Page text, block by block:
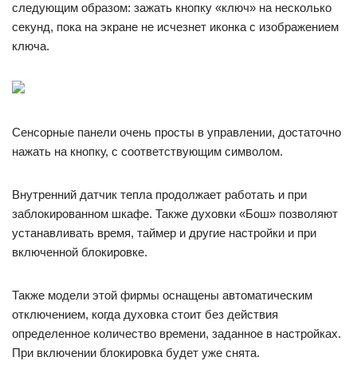
следующим образом: зажать кнопку «ключ» на несколько
секунд, пока на экране не исчезнет иконка с изображением
ключа.
Сенсорные панели очень просты в управлении, достаточно
нажать на кнопку, с соответствующим символом.
Внутренний датчик тепла продолжает работать и при
заблокированном шкафе. Также духовки «Бош» позволяют
устанавливать время, таймер и другие настройки и при
включенной блокировке.
Также модели этой фирмы оснащены автоматическим
отключением, когда духовка стоит без действия
определенное количество времени, заданное в настройках.
При включении блокировка будет уже снята.